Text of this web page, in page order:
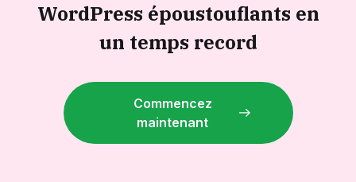
WordPress époustouflants en
un temps record
Commencez
maintenant